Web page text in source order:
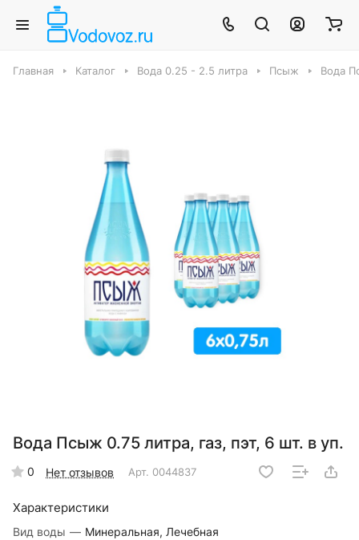
Главная Каталог Вода 0.25 - 2.5 литра Псыж Вода
Вода Псыж 0.75 литра, газ, пэт, 6 шт. в уп.
0 Нет отзывов Арт. 0044837
Характеристики
Вид воды — Минеральная, Лечебная